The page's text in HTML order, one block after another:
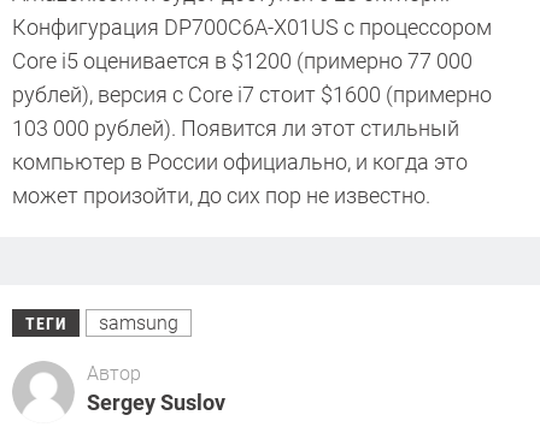
Конфигурация DP700C6A-X01US с процессором
Core i5 оценивается в $1200 (примерно 77 000
рублей), версия с Core i7 стоит $1600 (примерно
103 000 рублей). Появится ли этот стильный
компьютер в России официально, и когда это
может произойти, до сих пор не известно.
ТЕГИ samsung
Автор
Sergey Suslov